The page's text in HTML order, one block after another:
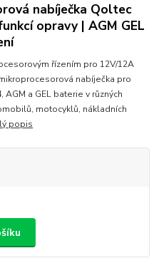
nabíječka Qoltec
opravy | AGM GEL
řízením pro 12V/12A
nabíječka pro
a GEL baterie v různých
motocyklů, nákladních
popis